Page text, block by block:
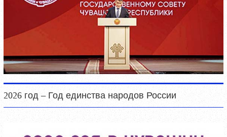
2026 год – Год единства народов России